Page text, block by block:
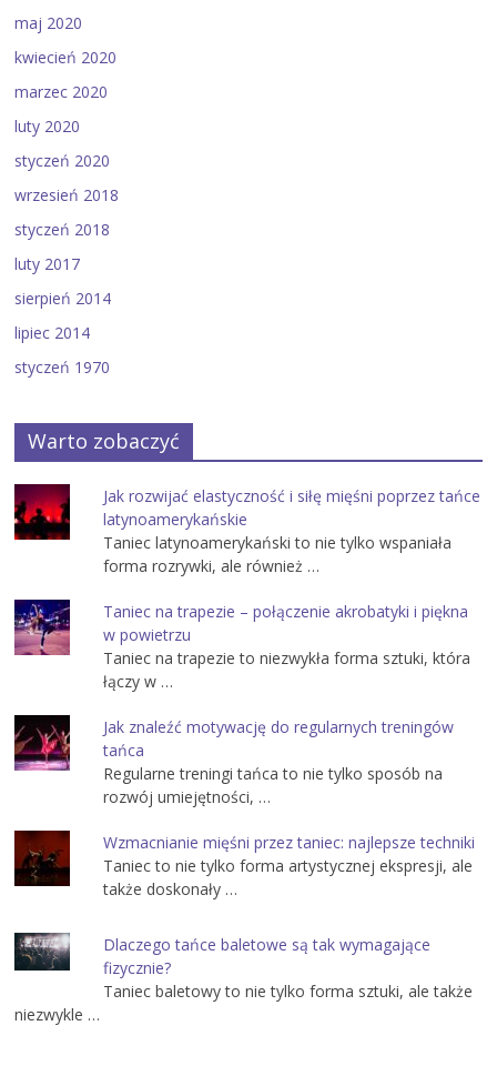
maj 2020
kwiecień 2020
marzec 2020
luty 2020
styczeń 2020
wrzesień 2018
styczeń 2018
luty 2017
sierpień 2014
lipiec 2014
styczeń 1970
Warto zobaczyć
Jak rozwijać elastyczność i siłę mięśni poprzez tańce
latynoamerykańskie
Taniec latynoamerykański to nie tylko wspaniała
forma rozrywki, ale również …
Taniec na trapezie – połączenie akrobatyki i piękna
w powietrzu
Taniec na trapezie to niezwykła forma sztuki, która
łączy w …
Jak znaleźć motywację do regularnych treningów
tańca
Regularne treningi tańca to nie tylko sposób na
rozwój umiejętności, …
Wzmacnianie mięśni przez taniec: najlepsze techniki
Taniec to nie tylko forma artystycznej ekspresji, ale
także doskonały …
Dlaczego tańce baletowe są tak wymagające
fizycznie?
Taniec baletowy to nie tylko forma sztuki, ale także
niezwykle …